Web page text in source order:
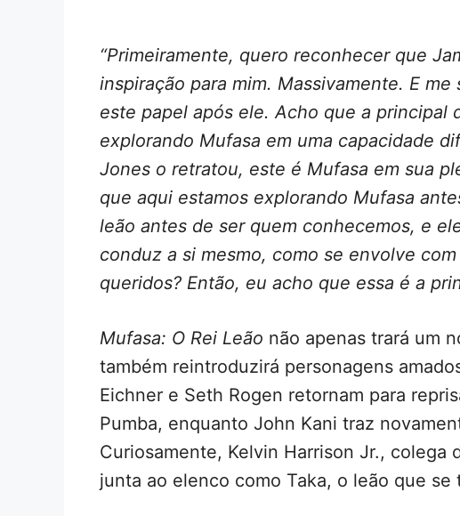
“Primeiramente, quero reconhecer que
inspiração para mim. Massivamente. E
este papel após ele. Acho que a principal
explorando Mufasa em uma capacidade
Jones o retratou, este é Mufasa em sua
que aqui estamos explorando Mufasa
leão antes de ser quem conhecemos, e
conduz a si mesmo, como se envolve
queridos? Então, eu acho que essa é a
Mufasa: O Rei Leão não apenas trará um
também reintroduzirá personagens
Eichner e Seth Rogen retornam para
Pumba, enquanto John Kani traz
Curiosamente, Kelvin Harrison Jr., colega
junta ao elenco como Taka, o leão que se